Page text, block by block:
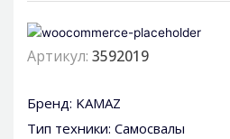
Артикул: 3592019
Бренд: KAMAZ
Тип техники: Самосвалы